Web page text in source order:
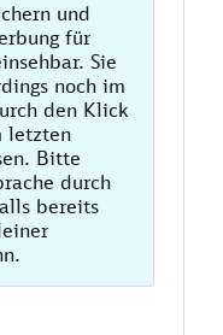
und
für
Sie
noch im
den Klick
letzten
Bitte
durch
bereits